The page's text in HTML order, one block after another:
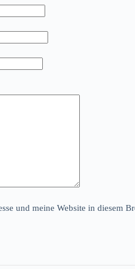
und meine Website in diesem